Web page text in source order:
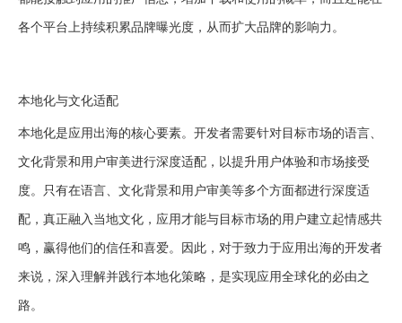
各个平台上持续积累品牌曝光度，从而扩大品牌的影响力。
本地化与文化适配
本地化是应用出海的核心要素。开发者需要针对目标市场的语言、
文化背景和用户审美进行深度适配，以提升用户体验和市场接受
度。只有在语言、文化背景和用户审美等多个方面都进行深度适
配，真正融入当地文化，应用才能与目标市场的用户建立起情感共
鸣，赢得他们的信任和喜爱。因此，对于致力于应用出海的开发者
来说，深入理解并践行本地化策略，是实现应用全球化的必由之
路。